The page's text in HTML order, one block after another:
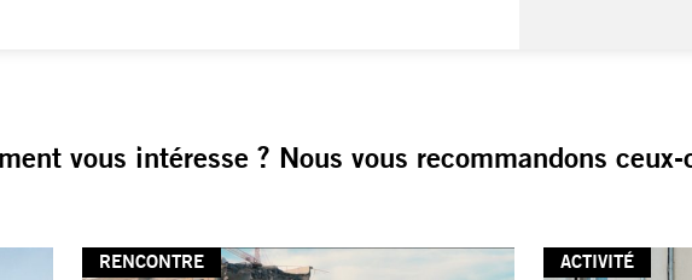
vous intéresse ? Nous vous recommandons
RENCONTRE ACTIVITÉ